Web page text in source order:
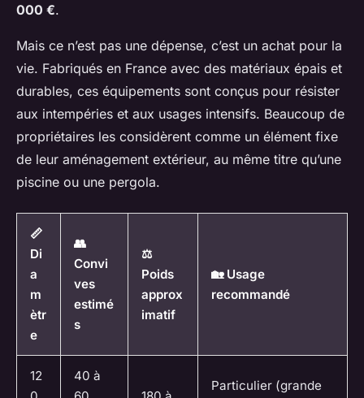
000 €.
Mais ce n’est pas une dépense, c’est un achat pour la
vie. Fabriqués en France avec des matériaux épais et
durables, ces équipements sont conçus pour résister
aux intempéries et aux usages intensifs. Beaucoup de
propriétaires les considèrent comme un élément fixe
de leur aménagement extérieur, au même titre qu’une
piscine ou une pergola.
📏
Di
a
m
ètr
e
👥
Convi
ves
estimé
s
⚖️
Poids
approx
imatif
🏡 Usage
recommandé
12
40 à
Particulier (grande